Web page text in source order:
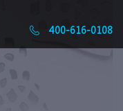
400-616-0108